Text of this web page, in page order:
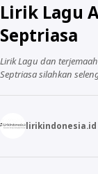
NELA
ALMANAR
Lirik Lagu
Septriasa
Lirik Lagu dan
Septriasa silahkan
lirikindonesia.id